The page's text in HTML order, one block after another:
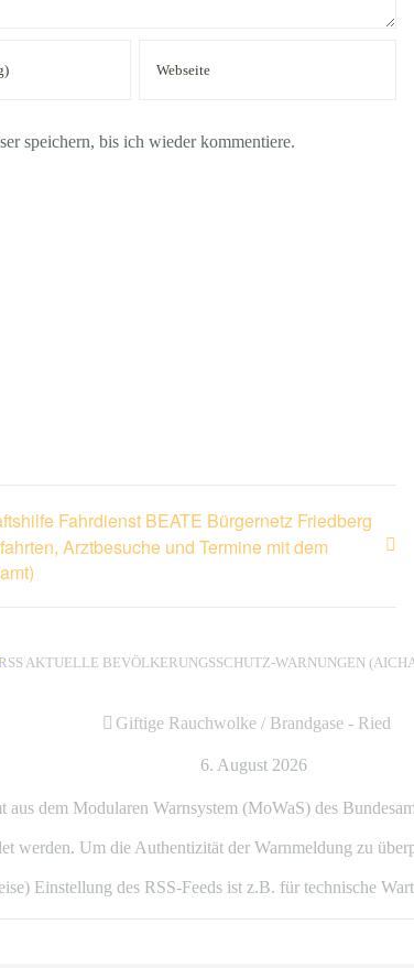
speichern, bis ich wieder kommentiere.
Fahrdienst BEATE Bürgernetz Friedberg
Arztbesuche und Termine mit dem
AKTUELLE BEVÖLKERUNGSSCHUTZ-WARNUNGEN
Giftige Rauchwolke / Brandgase - Ried
6. August 2026
dem Modularen Warnsystem (MoWaS) des
werden. Um die Authentizität der Warnmeldung zu
Einstellung des RSS-Feeds ist z.B. für technische